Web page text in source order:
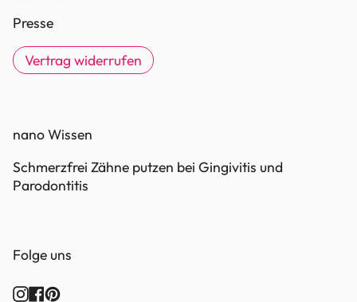
Presse
Vertrag widerrufen
nano Wissen
Schmerzfrei Zähne putzen bei Gingivitis und
Parodontitis
Folge uns
Instagram
Facebook
Pinterest